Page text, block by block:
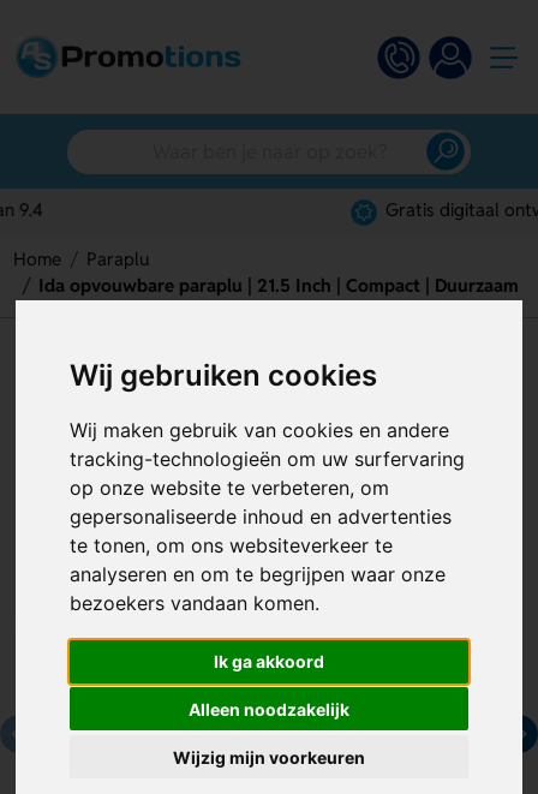
Wij gebruiken cookies
Wij maken gebruik van cookies en andere
tracking-technologieën om uw surfervaring
op onze website te verbeteren, om
gepersonaliseerde inhoud en advertenties
te tonen, om ons websiteverkeer te
analyseren en om te begrijpen waar onze
bezoekers vandaan komen.
Ik ga akkoord
Alleen noodzakelijk
Wijzig mijn voorkeuren
Gratis digitaal ontwerp
Home
Paraplu
Ida opvouwbare paraplu | 21.5 Inch | Compact | Duurzaam
Ida opvouwbare paraplu | 21.5
Inch | Compact | Duurzaam
Artikelnummer: 128805